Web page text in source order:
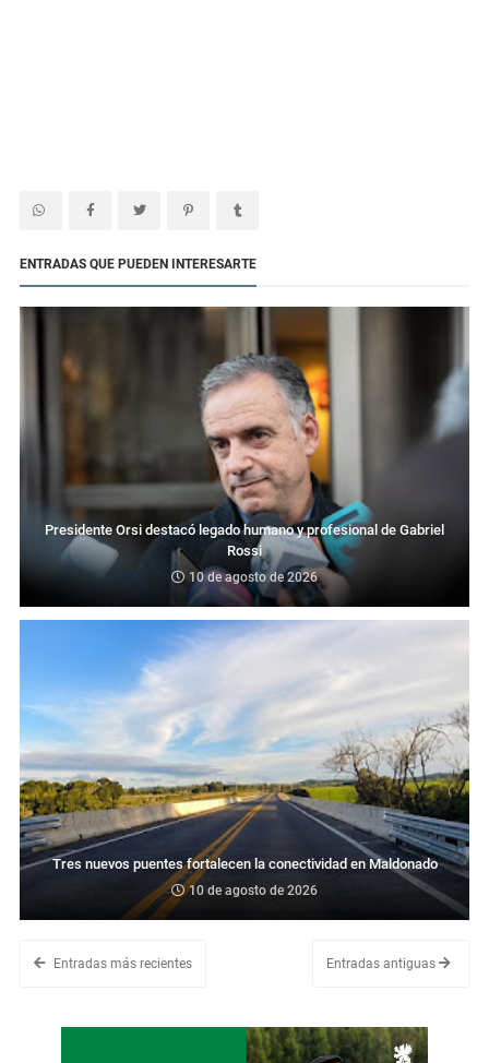
ENTRADAS QUE PUEDEN INTERESARTE
Presidente Orsi destacó legado humano y profesional de Gabriel
Rossi
10 de agosto de 2026
Tres nuevos puentes fortalecen la conectividad en Maldonado
10 de agosto de 2026
Entradas más recientes Entradas antiguas